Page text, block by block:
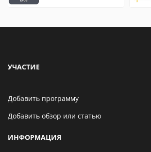
УЧАСТИЕ
Добавить программу
Добавить обзор или статью
ИНФОРМАЦИЯ